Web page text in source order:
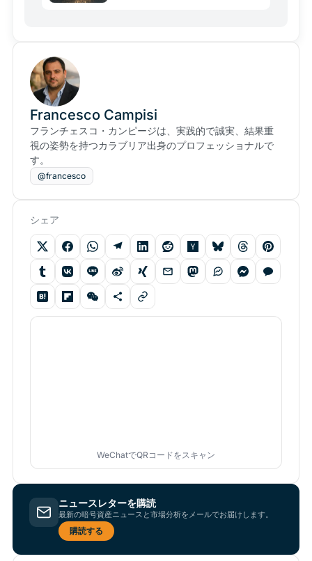
Francesco Campisi
フランチェスコ・カンピージは、実践的で誠実、結果重
視の姿勢を持つカラブリア出身のプロフェッショナルで
す。
@francesco
シェア
WeChatでQRコードをスキャン
ニュースレターを購読
最新の暗号資産ニュースと市場分析をメールでお届けします。
購読する